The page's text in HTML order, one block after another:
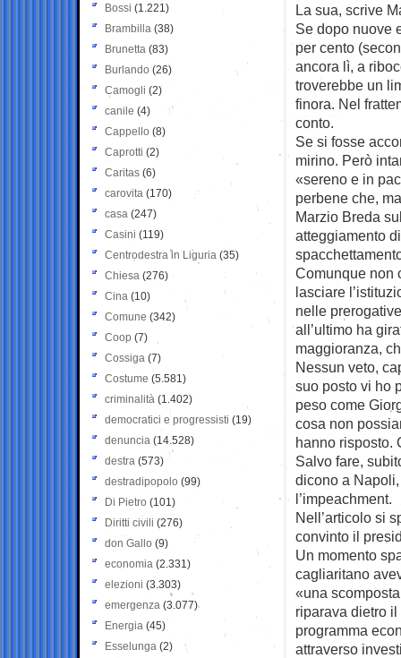
La sua, scrive
Se dopo nuove
per cento
ancora lì, a
troverebbe un
finora. Nel
conto.
Se si fosse
mirino. Però
«sereno e in
perbene che,
Marzio Breda
atteggiamento
Comunque non
lasciare
nelle
all’ultimo ha
maggioranza,
Nessun veto,
suo posto vi ho
peso come
cosa non
hanno risposto.
Salvo fare,
dicono a
l’impeachment.
Nell’articolo si
convinto il
Un momento
cagliaritano
«una
riparava dietro
programma
attraverso
Bossi (1.221)
Brambilla (38)
Brunetta (83)
Burlando (26)
Camogli (2)
canile (4)
Cappello (8)
Caprotti (2)
Caritas (6)
carovita (170)
casa (247)
Casini (119)
Centrodestra in Liguria (35)
Chiesa (276)
Cina (10)
Comune (342)
Coop (7)
Cossiga (7)
Costume (5.581)
criminalità (1.402)
democratici e progressisti (19)
denuncia (14.528)
destra (573)
destradipopolo (99)
Di Pietro (101)
Diritti civili (276)
don Gallo (9)
economia (2.331)
elezioni (3.303)
emergenza (3.077)
Energia (45)
Esselunga (2)